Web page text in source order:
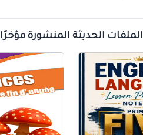
الملفات الحديثة المنشورة مؤخرًا